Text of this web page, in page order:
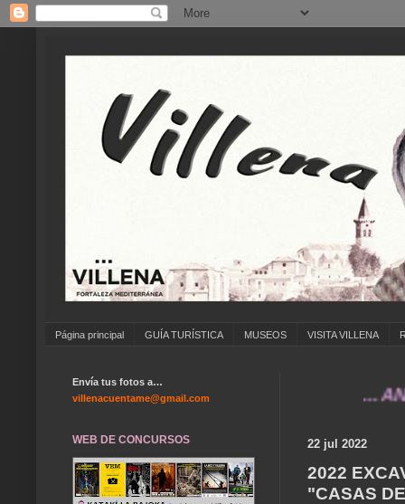
Página principal GUÍA TURÍSTICA MUSEOS VISITA VILLENA
... ANÍMATE
22 jul 2022
2022
"CASAS
Envía tus fotos a…
villenacuentame@gmail.com
WEB DE CONCURSOS